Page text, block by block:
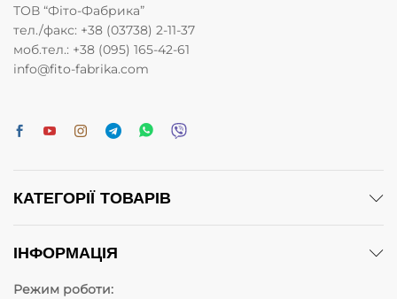
ТОВ “Фіто-Фабрика”
тел./факс: +38 (03738) 2-11-37
моб.тел.: +38 (095) 165-42-61
info@fito-fabrika.com
КАТЕГОРІЇ ТОВАРІВ
ІНФОРМАЦІЯ
Режим роботи: